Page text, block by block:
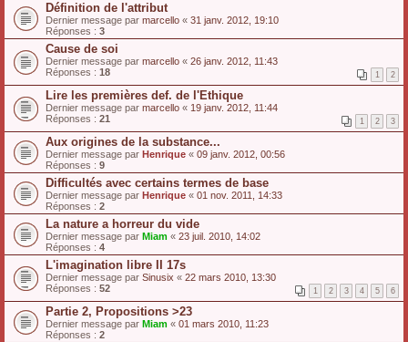
Définition de l'attribut
Dernier message par marcello « 31 janv. 2012, 19:10
Réponses : 3
Cause de soi
Dernier message par marcello « 26 janv. 2012, 11:43
Réponses : 18 1 2
Lire les premières def. de l'Ethique
Dernier message par marcello « 19 janv. 2012, 11:44
Réponses : 21 1 2 3
Aux origines de la substance...
Dernier message par Henrique « 09 janv. 2012, 00:56
Réponses : 9
Difficultés avec certains termes de base
Dernier message par Henrique « 01 nov. 2011, 14:33
Réponses : 2
La nature a horreur du vide
Dernier message par Miam « 23 juil. 2010, 14:02
Réponses : 4
L'imagination libre II 17s
Dernier message par Sinusix « 22 mars 2010, 13:30
Réponses : 52 1 2 3 4 5 6
Partie 2, Propositions >23
Dernier message par Miam « 01 mars 2010, 11:23
Réponses : 2